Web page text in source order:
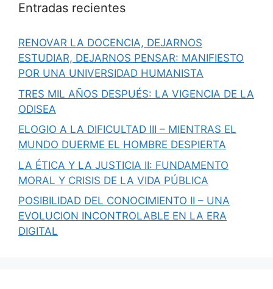
Entradas recientes
RENOVAR LA DOCENCIA, DEJARNOS
ESTUDIAR, DEJARNOS PENSAR: MANIFIESTO
POR UNA UNIVERSIDAD HUMANISTA
TRES MIL AÑOS DESPUÉS: LA VIGENCIA DE LA
ODISEA
ELOGIO A LA DIFICULTAD III – MIENTRAS EL
MUNDO DUERME EL HOMBRE DESPIERTA
LA ÉTICA Y LA JUSTICIA II: FUNDAMENTO
MORAL Y CRISIS DE LA VIDA PÚBLICA
POSIBILIDAD DEL CONOCIMIENTO II – UNA
EVOLUCION INCONTROLABLE EN LA ERA
DIGITAL